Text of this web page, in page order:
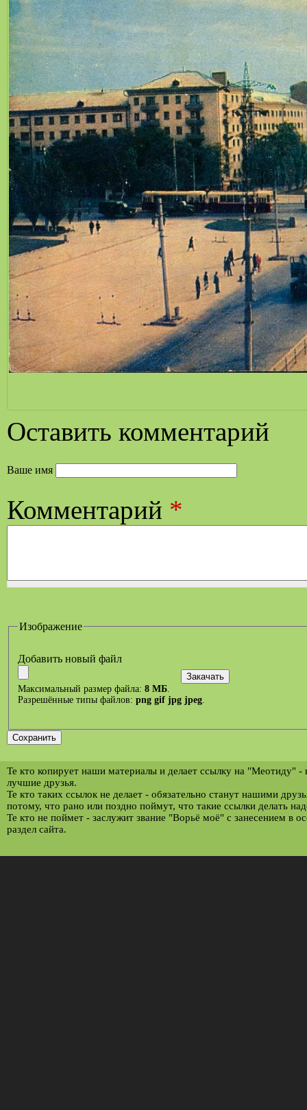
Оставить комментарий
Ваше имя
Комментарий *
Изображение
Добавить новый файл
Максимальный размер файла: 8 МБ.
Разрешённые типы файлов: png gif jpg jpeg.
Те кто копирует наши материалы и делает ссылку на "Меотиду" -
лучшие друзья.
Те кто таких ссылок не делает - обязательно станут нашими
потому, что рано или поздно поймут, что такие ссылки делать
Те кто не поймет - заслужит звание "Ворьё моё" с занесением в
раздел сайта.